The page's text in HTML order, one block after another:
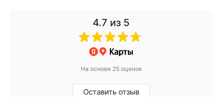
4.7 из 5
На основе 25 оценок
Оставить отзыв